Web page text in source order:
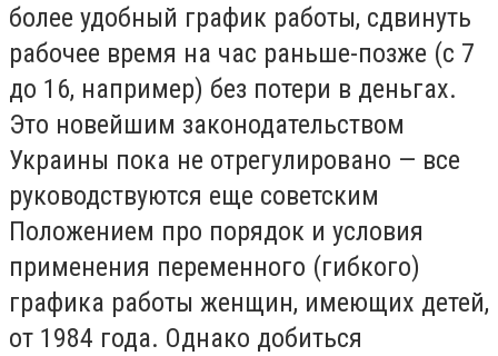
более удобный график работы, сдвинуть
рабочее время на час раньше-позже (с 7
до 16, например) без потери в деньгах.
Это новейшим законодательством
Украины пока не отрегулировано — все
руководствуются еще советским
Положением про порядок и условия
применения переменного (гибкого)
графика работы женщин, имеющих детей,
от 1984 года. Однако добиться